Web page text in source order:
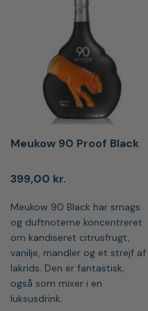
Meukow 90 Proof Black
399,00 kr.
Meukow 90 Black har smags
og duftnoterne koncentreret
om kandiseret citrusfrugt,
vanilje, mandler og et strejf af
lakrids. Den er fantastisk,
også som mixer i en
luksusdrink.